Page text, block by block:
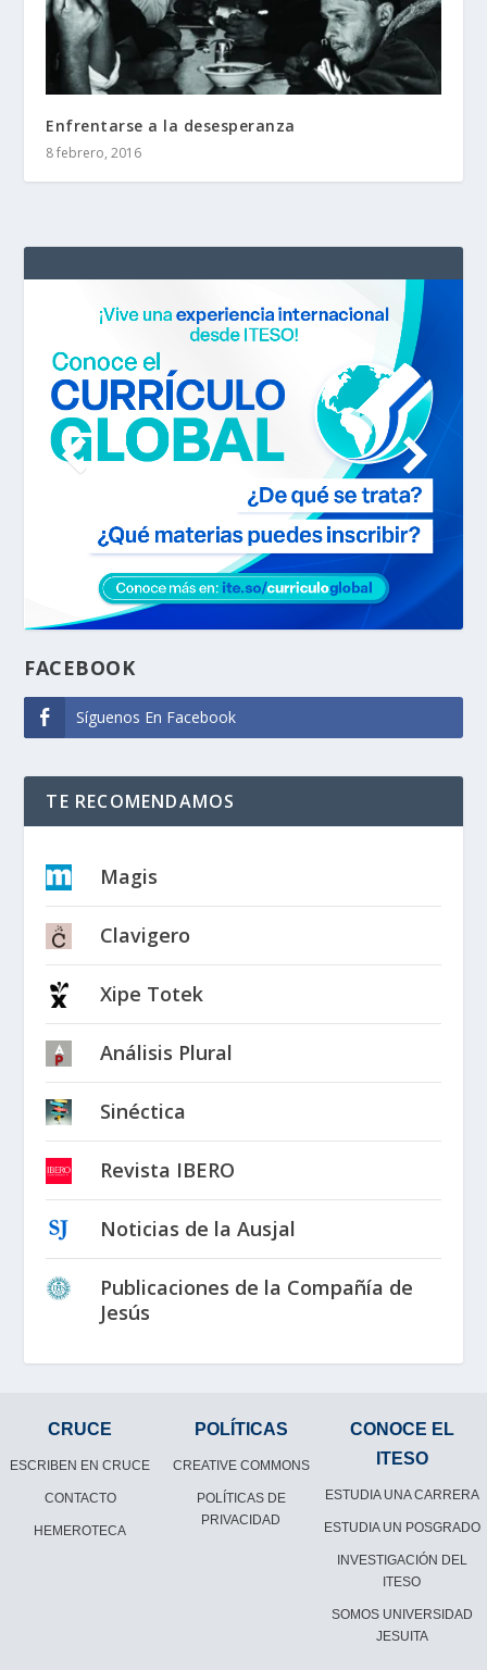
Enfrentarse a la desesperanza
8 febrero, 2016
FACEBOOK
Síguenos En Facebook
TE RECOMENDAMOS
Magis
Clavigero
Xipe Totek
Análisis Plural
Sinéctica
Revista IBERO
Noticias de la Ausjal
Publicaciones de la Compañía de
Jesús
CRUCE
ESCRIBEN EN CRUCE
CONTACTO
HEMEROTECA
POLÍTICAS
CREATIVE COMMONS
POLÍTICAS DE
PRIVACIDAD
CONOCE EL
ITESO
ESTUDIA UNA CARRERA
ESTUDIA UN POSGRADO
INVESTIGACIÓN DEL
ITESO
SOMOS UNIVERSIDAD
JESUITA